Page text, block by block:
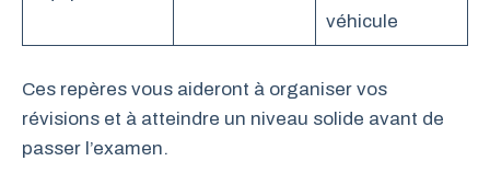
véhicule
Ces repères vous aideront à organiser vos
révisions et à atteindre un niveau solide avant de
passer l’examen.